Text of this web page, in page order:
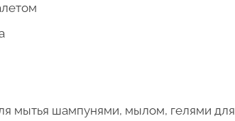
мытья шампунями, мылом, гелями для